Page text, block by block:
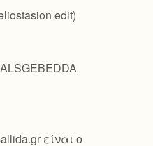
edit)
είναι ο